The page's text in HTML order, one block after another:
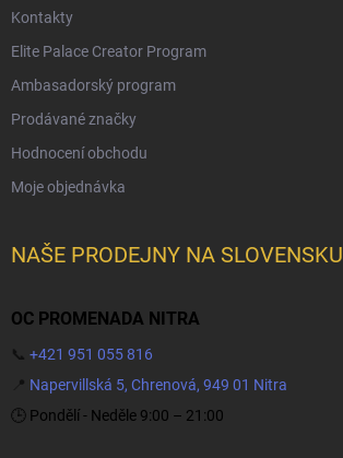
Kontakty
Elite Palace Creator Program
Ambasadorský program
Prodávané značky
Hodnocení obchodu
Moje objednávka
NAŠE PRODEJNY NA SLOVENSKU
OC PROMENADA NITRA
📞 +421 951 055 816
📍 Napervillská 5, Chrenová, 949 01 Nitra
🕒 Pondělí - Neděle 9:00 – 21:00